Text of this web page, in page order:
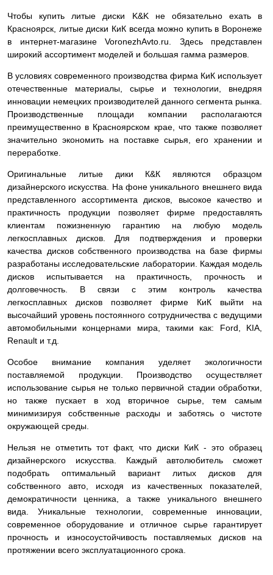
Чтобы купить литые диски K&K не обязательно ехать в
Красноярск, литые диски КиК всегда можно купить в Воронеже
в интернет-магазине VoronezhAvto.ru. Здесь представлен
широкий ассортимент моделей и большая гамма размеров.
В условиях современного производства фирма КиК использует
отечественные материалы, сырье и технологии, внедряя
инновации немецких производителей данного сегмента рынка.
Производственные площади компании располагаются
преимущественно в Красноярском крае, что также позволяет
значительно экономить на поставке сырья, его хранении и
переработке.
Оригинальные литые дики К&К являются образцом
дизайнерского искусства. На фоне уникального внешнего вида
представленного ассортимента дисков, высокое качество и
практичность продукции позволяет фирме предоставлять
клиентам пожизненную гарантию на любую модель
легкосплавных дисков. Для подтверждения и проверки
качества дисков собственного производства на базе фирмы
разработаны исследовательские лаборатории. Каждая модель
дисков испытывается на практичность, прочность и
долговечность. В связи с этим контроль качества
легкосплавных дисков позволяет фирме КиК выйти на
высочайший уровень постоянного сотрудничества с ведущими
автомобильными концернами мира, такими как: Ford, KIA,
Renault и т.д.
Особое внимание компания уделяет экологичности
поставляемой продукции. Производство осуществляет
использование сырья не только первичной стадии обработки,
но также пускает в ход вторичное сырье, тем самым
минимизируя собственные расходы и заботясь о чистоте
окружающей среды.
Нельзя не отметить тот факт, что диски КиК - это образец
дизайнерского искусства. Каждый автолюбитель сможет
подобрать оптимальный вариант литых дисков для
собственного авто, исходя из качественных показателей,
демократичности ценника, а также уникального внешнего
вида. Уникальные технологии, современные инновации,
современное оборудование и отличное сырье гарантирует
прочность и износоустойчивость поставляемых дисков на
протяжении всего эксплуатационного срока.